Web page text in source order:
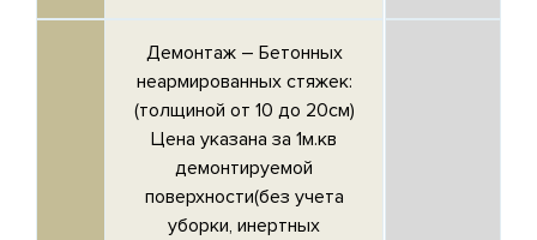
Демонтаж – Бетонных
неармированных стяжек:
(толщиной от 10 до 20см)
Цена указана за 1м.кв
демонтируемой
поверхности(без учета
уборки, инертных